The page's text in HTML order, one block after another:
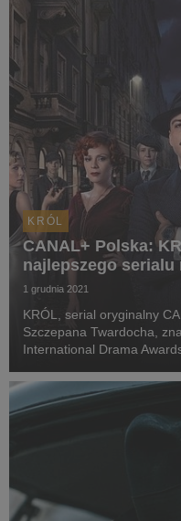
KRÓL
CANAL+ Polska:
najlepszego serialu
1 grudnia 2021
KRÓL, serial oryginalny
Szczepana Twardocha,
International Drama
„Lupinem”.